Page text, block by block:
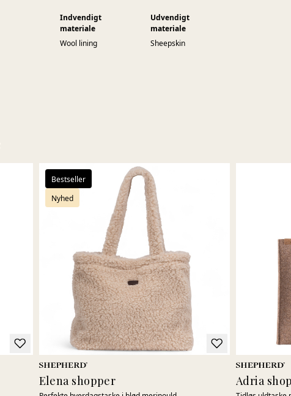
Indvendigt
materiale
Wool lining
Udvendigt
materiale
Sheepskin
Bestseller
Nyhed
Elena shopper Adria